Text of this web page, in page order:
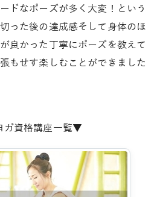
ドなポーズが多く大変！という
った後の達成感そして身体のほ
良かった丁寧にポーズを教えて
もせす楽しむことができました
ガ資格講座一覧▼